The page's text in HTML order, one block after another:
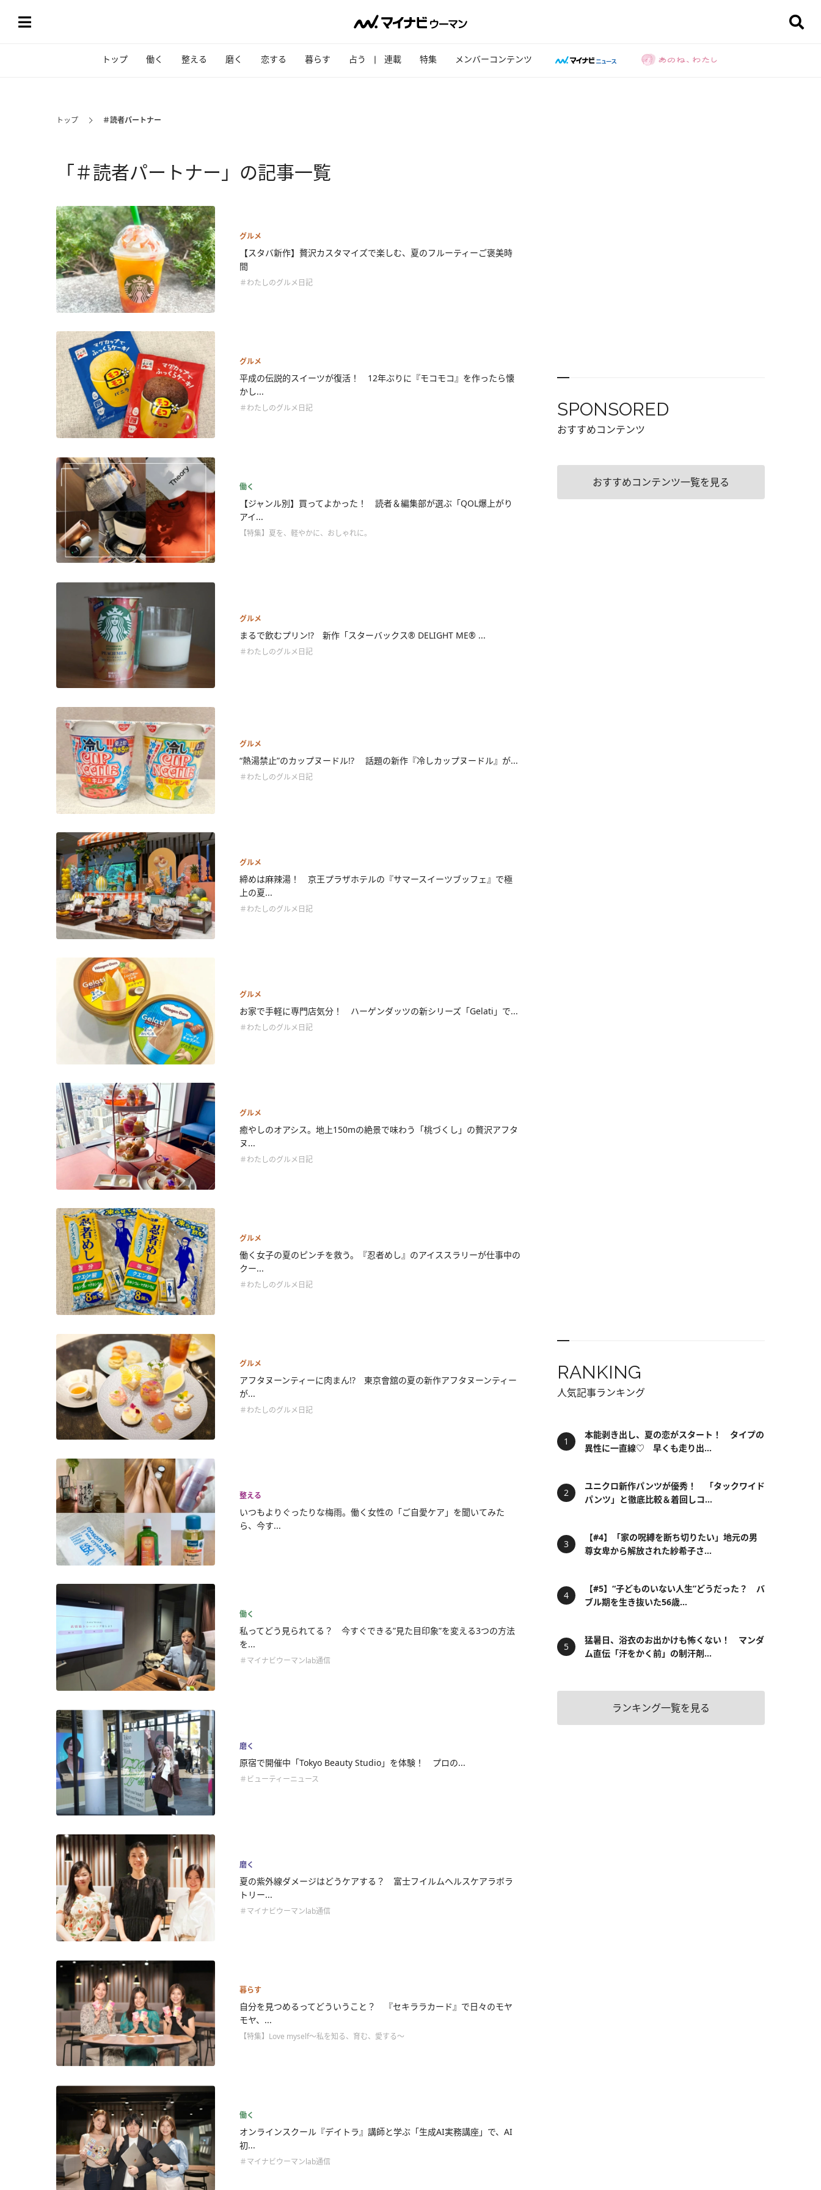
トップ 働く 整える 磨く 恋する 暮らす 占う 連載 特集 メンバーコンテンツ
トップ ＃読者パートナー
「＃読者パートナー」の記事一覧
グルメ
【スタバ新作】贅沢カスタマイズで楽しむ、夏のフルーティーご褒美時
間
＃わたしのグルメ日記
グルメ
平成の伝説的スイーツが復活！ 12年ぶりに『モコモコ』を作ったら懐
かし...
＃わたしのグルメ日記
働く
【ジャンル別】買ってよかった！ 読者＆編集部が選ぶ「QOL爆上がり
アイ...
【特集】夏を、軽やかに、おしゃれに。
グルメ
まるで飲むプリン!? 新作「スターバックス® DELIGHT ME® ...
＃わたしのグルメ日記
グルメ
“熱湯禁止”のカップヌードル!? 話題の新作『冷しカップヌードル』が...
＃わたしのグルメ日記
グルメ
締めは麻辣湯！ 京王プラザホテルの『サマースイーツブッフェ』で極
上の夏...
＃わたしのグルメ日記
グルメ
お家で手軽に専門店気分！ ハーゲンダッツの新シリーズ「Gelati」で...
＃わたしのグルメ日記
グルメ
癒やしのオアシス。地上150mの絶景で味わう「桃づくし」の贅沢アフタ
ヌ...
＃わたしのグルメ日記
グルメ
働く女子の夏のピンチを救う。『忍者めし』のアイススラリーが仕事中の
クー...
＃わたしのグルメ日記
グルメ
アフタヌーンティーに肉まん!? 東京會舘の夏の新作アフタヌーンティー
が...
＃わたしのグルメ日記
整える
いつもよりぐったりな梅雨。働く女性の「ご自愛ケア」を聞いてみた
ら、今す...
働く
私ってどう見られてる？ 今すぐできる”見た目印象”を変える3つの方法
を...
＃マイナビウーマンlab通信
磨く
原宿で開催中「Tokyo Beauty Studio」を体験！ プロの...
＃ビューティーニュース
磨く
夏の紫外線ダメージはどうケアする？ 富士フイルムヘルスケアラボラ
トリー...
＃マイナビウーマンlab通信
暮らす
自分を見つめるってどういうこと？ 『セキララカード』で日々のモヤ
モヤ、...
【特集】Love myself～私を知る、育む、愛する～
働く
オンラインスクール『デイトラ』講師と学ぶ「生成AI実務講座」で、AI
初...
＃マイナビウーマンlab通信
SPONSORED
おすすめコンテンツ
おすすめコンテンツ一覧を見る
RANKING
人気記事ランキング
本能剥き出し、夏の恋がスタート！ タイプの
異性に一直線♡ 早くも走り出...
ユニクロ新作パンツが優秀！ 「タックワイド
パンツ」と徹底比較＆着回しコ...
【#4】「家の呪縛を断ち切りたい」地元の男
尊女卑から解放された紗希子さ...
【#5】“子どものいない人生”どうだった？ バ
ブル期を生き抜いた56歳...
猛暑日、浴衣のお出かけも怖くない！ マンダ
ム直伝「汗をかく前」の制汗剤...
ランキング一覧を見る